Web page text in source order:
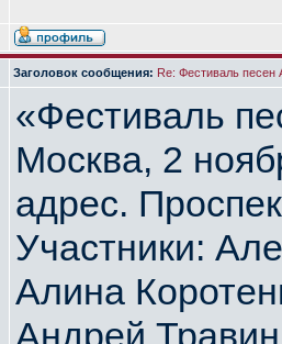
Заголовок сообщения: Re: Фестиваль песен
«Фестиваль
Москва, 2
адрес.
Участники:
Алина
Андрей